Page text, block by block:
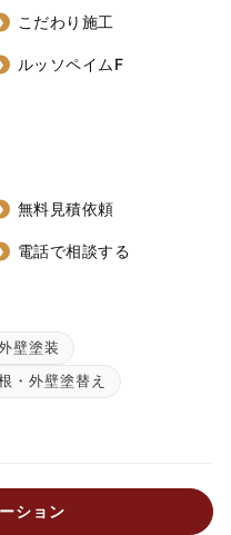
こだわり施工
ルッソペイムF
無料見積依頼
電話で相談する
壁塗装
・外壁塗替え
ション